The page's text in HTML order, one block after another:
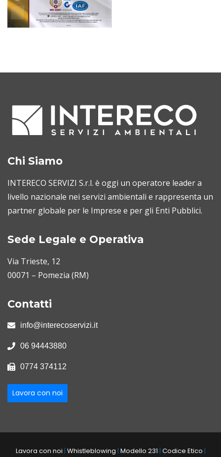
Chi Siamo
INTERECO SERVIZI S.r.l. è oggi un operatore leader a
livello nazionale nei servizi ambientali e rappresenta un
partner globale per le Imprese e per gli Enti Pubblici.
Sede Legale e Operativa
Via Trieste, 12
00071 – Pomezia (RM)
Contatti
info@interecoservizi.it
06 94443880
0774 374112
Lavora con noi
Lavora con noi | Whistleblowing | Modello 231 | Codice Etico |